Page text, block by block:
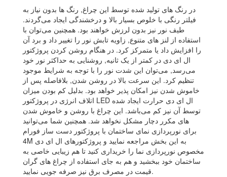
در رنگ های تولید شده توسط این چراغ, رنگ ها بدون نیاز به
فیلتر رنگی با خلوص بسیار بالا و درخشندگی ایجاد می‌گردند.
طیف نور نیز بدون لرزش خواهند بود. همچنین می‌توان با
استفاده از لنز های متنوع, زاویه تابش نور را تغییر داد و برد آن
را افزایش داد یا متمرکز کرد. در هنگام روشن کردن پروژکتور
ال ای دی در کمتر از یک ثانیه, روشنایی به حداکثر نور خود
می‌رسد, می‌توان این شدت نور را با توجه به شرایط موجود
تنظیم کرد. این سرعت بالا در روشن شدن, بلافاصله پس از
خاموش شدن نیز امکان پذیر خواهد بود. بدلیل کم بودن میزان
اتلاف انرژی در پروژکتور LED ال ای دی حرارت ایجاد شده
توسط آن نیز کم می‌باشد. این چراغ با روشن و خاموش شدن
های مکرر دچار مشکل نخواهد شد. همچنین شما می‌توانید
برای نورپردازی نمای ساختمان با پروژکتور دست ساز فورام
4M به این بخش مراجعه نمایید و پروژکتورهای ال ای دی
مخصوص نورپردازی نما را خریداری کنید تا هم زیبایی خاصی به
ساختمان خود ببخشید و هم به جای استفاده از چراغ های گران
قیمت در مصرف برق نیز صرفه جویی نمایید.